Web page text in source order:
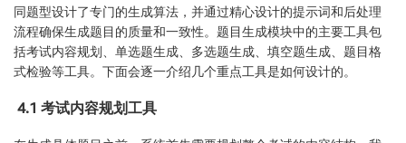
同题型设计了专门的生成算法，并通过精心设计的提示词和后处理
流程确保生成题目的质量和一致性。题目生成模块中的主要工具包
括考试内容规划、单选题生成、多选题生成、填空题生成、题目格
式检验等工具。下面会逐一介绍几个重点工具是如何设计的。
4.1 考试内容规划工具